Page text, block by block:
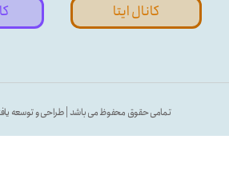
تمامی حقوق محفوظ می باشد | طراحی و توسعه
کانال ایتا